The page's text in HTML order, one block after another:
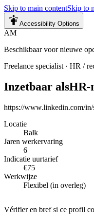
Skip to main contentSkip to
Accessibility Options
AM
Beschikbaar voor nieuwe
Freelance specialist · HR /
Inzetbaar alsHR-
https://www.linkedin.com/
Locatie
Balk
Jaren werkervaring
6
Indicatie uurtarief
€75
Werkwijze
Flexibel (in overleg)
Vérifier en bref si ce profil